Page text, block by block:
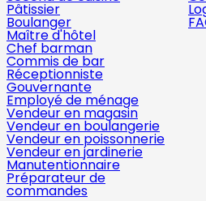
Pâtissier
Boulanger
Maître d'hôtel
Chef barman
Commis de bar
Réceptionniste
Gouvernante
Employé de ménage
Vendeur en magasin
Vendeur en boulangerie
Vendeur en poissonnerie
Vendeur en jardinerie
Manutentionnaire
Préparateur de
commandes